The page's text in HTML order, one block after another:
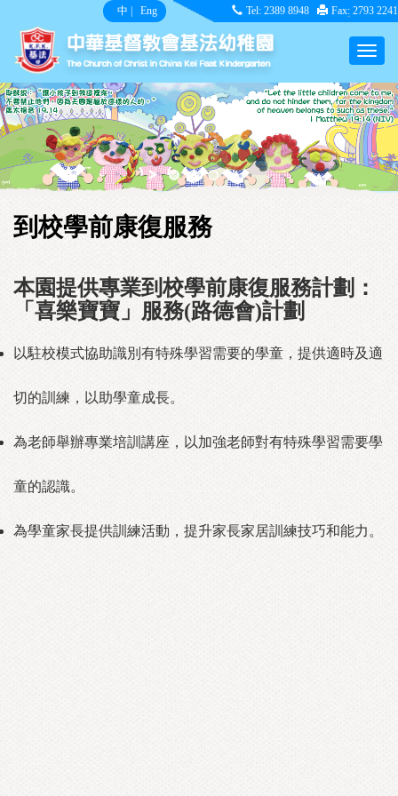
中 Eng Tel: 2389 8948 Fax: 2793 2241
到校學前康復服務
本園提供專業到校學前康復服務計劃：
「喜樂寶寶」服務(路德會)計劃
以駐校模式協助識別有特殊學習需要的學童，提供適時及適
切的訓練，以助學童成長。
為老師舉辦專業培訓講座，以加強老師對有特殊學習需要學
童的認識。
為學童家長提供訓練活動，提升家長家居訓練技巧和能力。